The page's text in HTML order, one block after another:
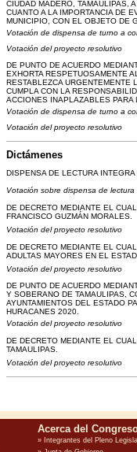
CIUDAD MADERO, TAMAULIPAS,
CUANTO A LA IMPORTANCIA DE
MUNICIPIO, CON EL OBJETO DE
Votación de dispensa de turno a
Votación del proyecto resolutivo
DE PUNTO DE ACUERDO
EXHORTA RESPETUOSAMENTE
RESTABLEZCA URGENTEMENTE
CUMPLA CON LA
ACCIONES INAPLAZABLES PARA
Votación de dispensa de turno a
Votación del proyecto resolutivo
Dictámenes
DISPENSA DE LECTURA
Votación sobre dispensa de lectura
DE DECRETO MEDIANTE EL
FRANCISCO GUZMÁN MORALES.
Votación del proyecto resolutivo
DE DECRETO MEDIANTE EL
ADULTAS MAYORES EN EL
Votación del proyecto resolutivo
DE PUNTO DE ACUERDO
Y SOBERANO DE TAMAULIPAS,
AYUNTAMIENTOS DEL ESTADO
HURACANES 2020.
Votación del proyecto resolutivo
DE DECRETO MEDIANTE EL
TAMAULIPAS.
Votación del proyecto resolutivo